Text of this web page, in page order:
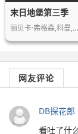
末日地堡第三季
丽贝卡·弗格森,科曼,哈丽特·瓦尔特,…
网友评论
DB探花郎
看吐了什